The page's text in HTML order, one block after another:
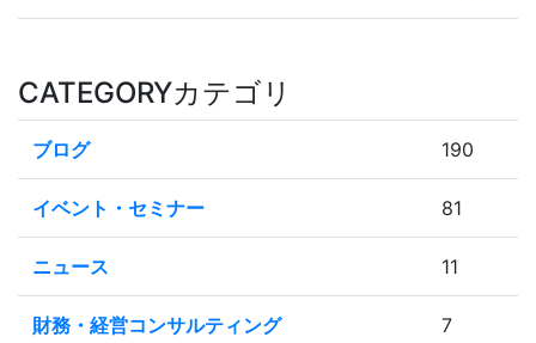
CATEGORYカテゴリ
ブログ 190
イベント・セミナー 81
ニュース 11
財務・経営コンサルティング 7